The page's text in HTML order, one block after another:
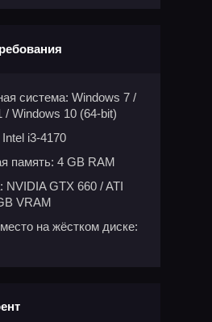
система: Windows 7 /
/ Windows 10 (64-bit)
i3-4170
память: 4 GB RAM
NVIDIA GTX 660 / ATI
VRAM
на жёстком диске: